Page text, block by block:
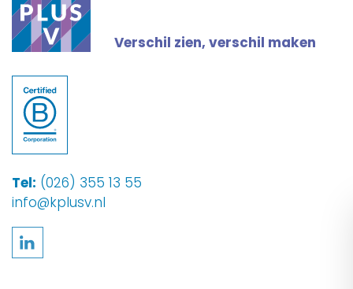
Verschil zien, verschil maken
Tel: (026) 355 13 55
info@kplusv.nl